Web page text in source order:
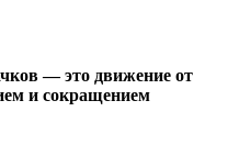
— это движение от
и сокращением